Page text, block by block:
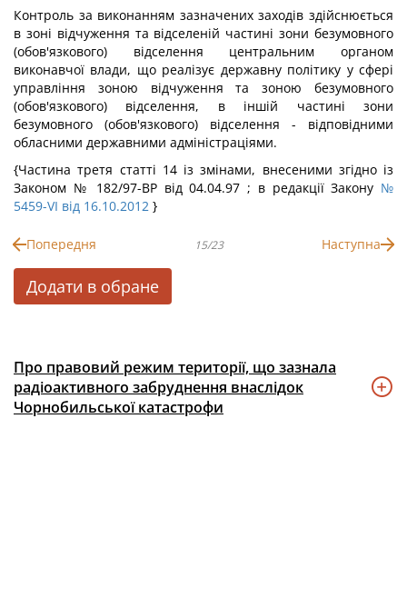
Контроль за виконанням зазначених заходів здійснюється
в зоні відчуження та відселеній частині зони безумовного
(обов'язкового) відселення центральним органом
виконавчої влади, що реалізує державну політику у сфері
управління зоною відчуження та зоною безумовного
(обов'язкового) відселення, в іншій частині зони
безумовного (обов'язкового) відселення - відповідними
обласними державними адміністраціями.
{Частина третя статті 14 із змінами, внесеними згідно із
Законом № 182/97-ВР від 04.04.97 ; в редакції Закону №
5459-VI від 16.10.2012 }
Попередня 15/23 Наступна
Додати в обране
Про правовий режим території, що зазнала
радіоактивного забруднення внаслідок
Чорнобильської катастрофи